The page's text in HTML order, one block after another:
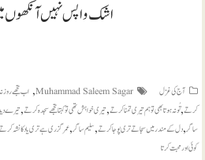
اشک واپس نہیں آنکھوں
آج کی غزل Muhammad Saleem Sagar
,اب تجھے روز
کرتے,تُو نہ ہوتا بھی تو ہم تیری تمنا کرتے,تیری خواہش تھی تو کہتا تجھے سجدہ کرتے,تیرے
ساگر,دل کے مندر میں سجاتے تری پوجا کرتے,سلیم ساگر,عمر گزری ہے تری یاد کا نشہ
کوئی اور محبت کرتا